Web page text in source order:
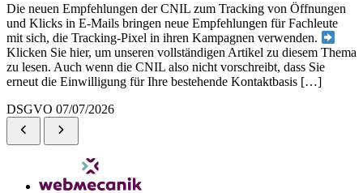
Die neuen Empfehlungen der CNIL zum Tracking von Öffnungen
und Klicks in E-Mails bringen neue Empfehlungen für Fachleute
mit sich, die Tracking-Pixel in ihren Kampagnen verwenden.
Klicken Sie hier, um unseren vollständigen Artikel zu diesem Thema
zu lesen. Auch wenn die CNIL also nicht vorschreibt, dass Sie
erneut die Einwilligung für Ihre bestehende Kontaktbasis […]
DSGVO 07/07/2026